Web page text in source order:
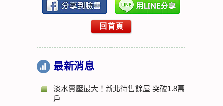
回首頁
最新消息
淡水賣壓最大！新北待售餘屋 突破1.8萬
戶